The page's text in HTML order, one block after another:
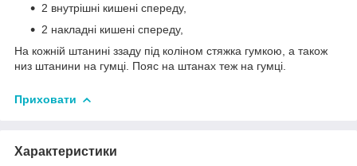
2 внутрішні кишені спереду,
2 накладні кишені спереду,
На кожній штанині ззаду під коліном стяжка гумкою, а також
низ штанини на гумці. Пояс на штанах теж на гумці.
Приховати
Характеристики